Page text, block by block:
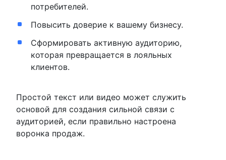
потребителей.
Повысить доверие к вашему бизнесу.
Сформировать активную аудиторию,
которая превращается в лояльных
клиентов.
Простой текст или видео может служить
основой для создания сильной связи с
аудиторией, если правильно настроена
воронка продаж.